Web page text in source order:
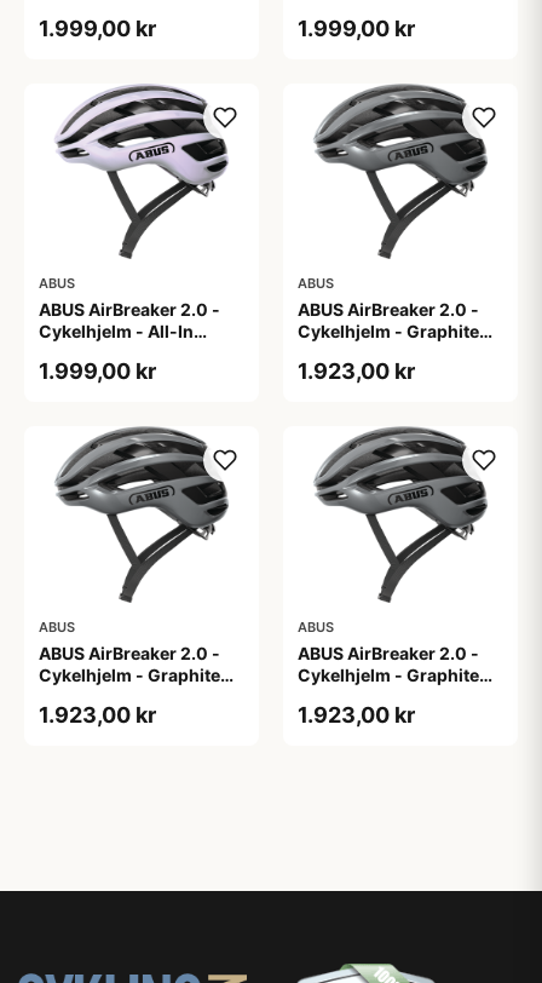
1.999,00 kr 1.999,00 kr
ABUS
ABUS AirBreaker 2.0 -
Cykelhjelm - All-In
1.999,00 kr
ABUS
ABUS AirBreaker 2.0 -
Cykelhjelm - Graphite
1.923,00 kr
ABUS
ABUS AirBreaker 2.0 -
Cykelhjelm - Graphite
1.923,00 kr
ABUS
ABUS AirBreaker 2.0 -
Cykelhjelm - Graphite
1.923,00 kr